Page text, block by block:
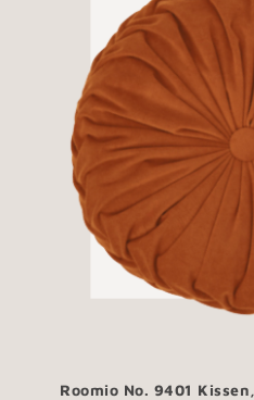
Roomio No. 9401 Kissen,